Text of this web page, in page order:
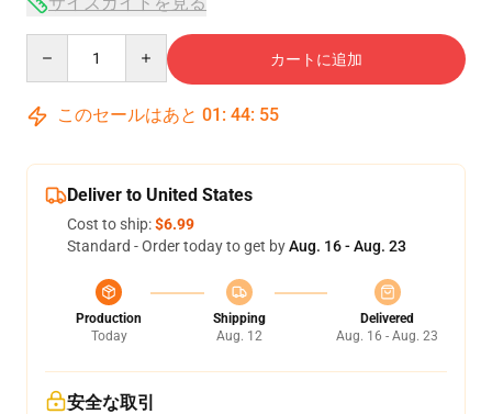
カートに追加
このセールはあと 01 : 44: 54
Deliver to United States
Cost to ship:$6.99
Standard - Order today to get byAug. 16 - Aug. 23
Production
Today
Shipping
Aug. 12
Delivered
Aug. 16 - Aug. 23
安全な取引